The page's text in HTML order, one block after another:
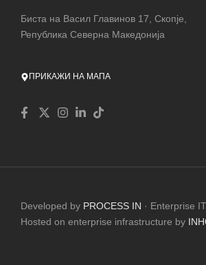
Биста на Васил Главинов 17, Скопје,
Република Северна Македонија
ПРИКАЖИ НА МАПА
Developed by PROCESS IN · Enterprise
Hosted on enterprise infrastructure by